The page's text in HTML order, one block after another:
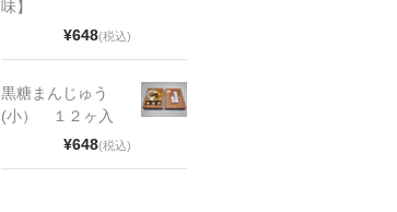
味】
¥648(税込)
黒糖まんじゅう
(小） １２ヶ入
¥648(税込)